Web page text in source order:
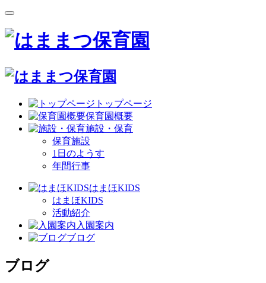
トップページ
保育園概要
施設・保育
保育施設
1日のようす
年間行事
はまほKIDS
はまほKIDS
活動紹介
入園案内
ブログ
ブログ